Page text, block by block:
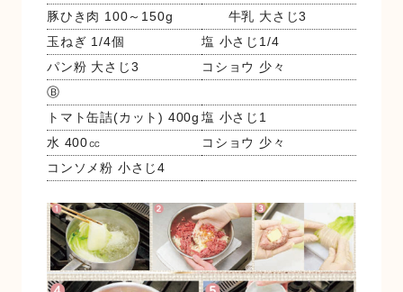
豚ひき肉 100～150g
牛乳 大さじ3
玉ねぎ 1/4個
塩 小さじ1/4
パン粉 大さじ3
コショウ 少々
Ⓑ
トマト缶詰(カット) 400g 塩 小さじ1
水 400㏄
コショウ 少々
コンソメ粉 小さじ4